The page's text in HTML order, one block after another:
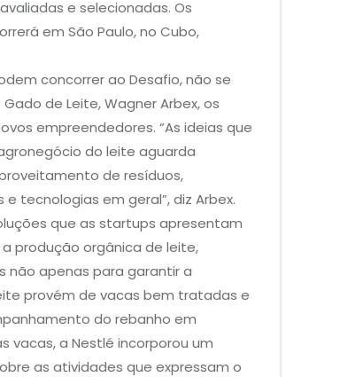
e selecionadas. Os
em São Paulo, no Cubo,
concorrer ao Desafio, não se
de Leite, Wagner Arbex, os
empreendedores. “As ideias que
do leite aguarda
de resíduos,
tecnologias em geral”, diz Arbex.
que as startups apresentam
produção orgânica de leite,
não apenas para garantir a
provém de vacas bem tratadas e
do rebanho em
vacas, a Nestlé incorporou um
as atividades que expressam o